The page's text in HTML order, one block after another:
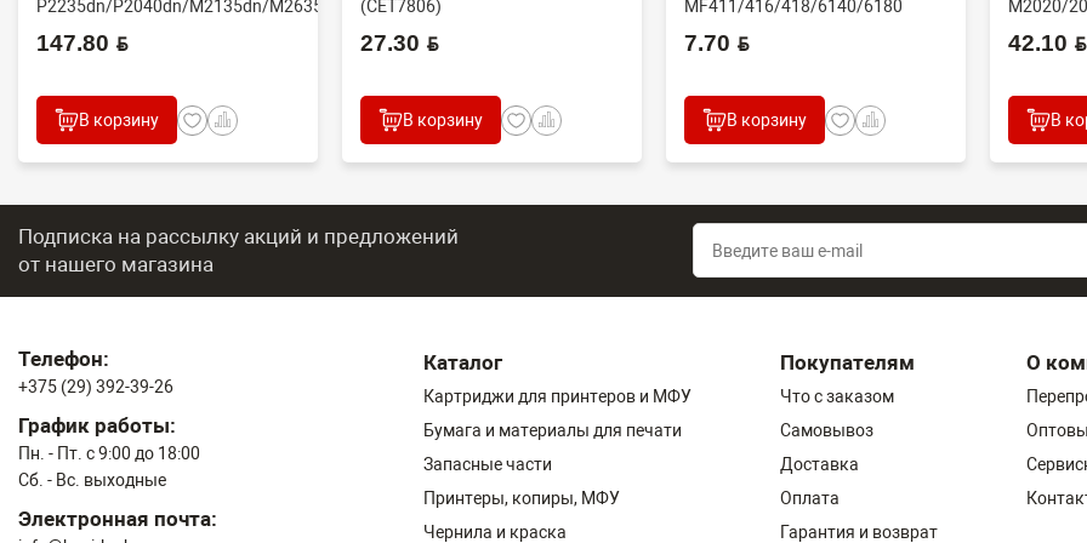
P2235dn/P2040dn/M2135dn/M2635dn/M2735dw/M2040dn
(O...
147.80 BYN
В корзину
(CET7806)
2100DN/4100DN/4200DN/60...
27.30 BYN
В корзину
MF411/416/418/6140/6180
(CET), DGP0606, FC7-618...
7.70 BYN
В корзину
M2020/
(совм) J...
42.10 BYN
В
Подписка на рассылку акций и предложений
от нашего магазина
Телефон:
+375 (29) 392-39-26
График работы:
Пн. - Пт. с 9:00 до 18:00
Сб. - Вс. выходные
Электронная почта:
Каталог
Картриджи для принтеров и МФУ
Бумага и материалы для печати
Запасные части
Принтеры, копиры, МФУ
Чернила и краска
Покупателям
Что с заказом
Самовывоз
Доставка
Оплата
Гарантия и возврат
О